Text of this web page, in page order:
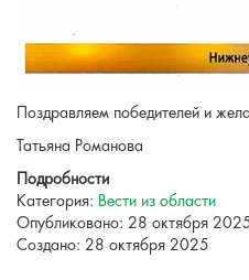
Поздравляем победителей и
Татьяна Романова
Подробности
Категория: Вести из области
Опубликовано: 28 октября
Создано: 28 октября 2025